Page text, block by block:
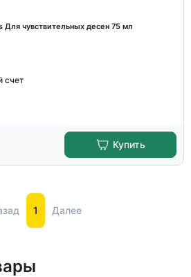
Для чувствительных десен 75 мл
счет
Купить
1 Далее